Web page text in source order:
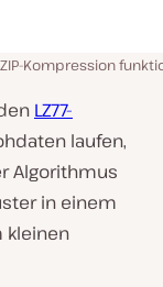
Kompression
LZ77-
laufen,
Algorithmus
in einem
kleinen